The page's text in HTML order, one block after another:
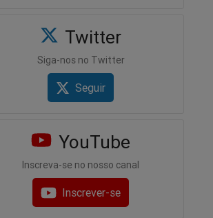
Twitter
Siga-nos no Twitter
Seguir
YouTube
Inscreva-se no nosso canal
Inscrever-se